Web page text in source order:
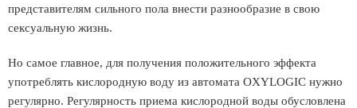
представителям сильного пола внести разнообразие в свою
сексуальную жизнь.
Но самое главное, для получения положительного эффекта
употреблять кислородную воду из автомата OXYLOGIC нужно
регулярно. Регулярность приема кислородной воды обусловлена